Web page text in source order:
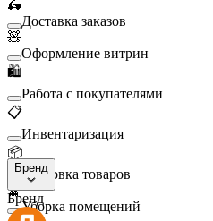
🛵
Доставка заказов
🧸
Оформление витрин
🛍️
Работа с покупателями
📋
Инвентаризация
📦
Упаковка товаров
🧹
Уборка помещений
Бренд
Бренд